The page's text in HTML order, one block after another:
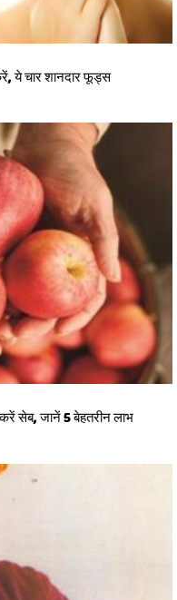
ये चार शानदार फूड्स
सेब, जानें 5 बेहतरीन लाभ